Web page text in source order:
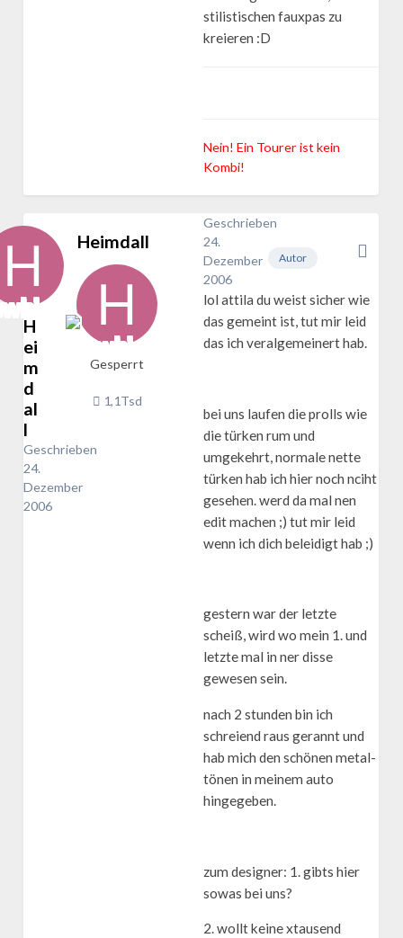
stilistischen fauxpas zu
kreieren :D
Nein! Ein Tourer ist kein
Kombi!
H
ei
m
d
al
l
Geschrieben
24.
Dezember
2006
Heimdall
Gesperrt
1,1Tsd
Autor
Geschrieben
24.
Dezember
2006
lol attila du weist sicher wie
das gemeint ist, tut mir leid
das ich veralgemeinert hab.
bei uns laufen die prolls wie
die türken rum und
umgekehrt, normale nette
türken hab ich hier noch nciht
gesehen. werd da mal nen
edit machen ;) tut mir leid
wenn ich dich beleidigt hab ;)
gestern war der letzte
scheiß, wird wo mein 1. und
letzte mal in ner disse
gewesen sein.
nach 2 stunden bin ich
schreiend raus gerannt und
hab mich den schönen metal-
tönen in meinem auto
hingegeben.
zum designer: 1. gibts hier
sowas bei uns?
2. wollt keine xtausend